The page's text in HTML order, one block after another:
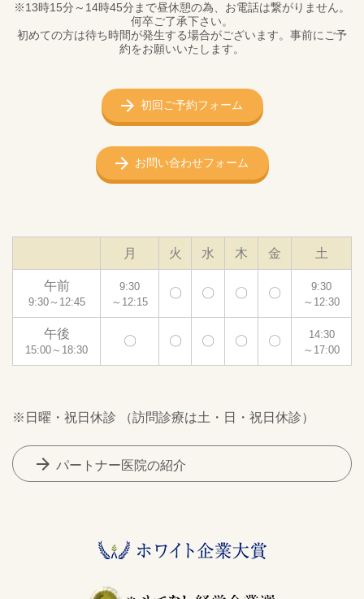
※13時15分～14時45分まで昼休憩の為、お電話は繋がりません。
何卒ご了承下さい。
初めての方は待ち時間が発生する場合がございます。事前にご予
約をお願いいたします。
初回ご予約フォーム
お問い合わせフォーム
月 火 水 木 金 土
午前
9:30～12:45
9:30
～12:15
〇 〇 〇 〇
9:30
～12:30
午後
15:00～18:30
〇 〇 〇 〇 〇
14:30
～17:00
※日曜・祝日休診 （訪問診療は土・日・祝日休診）
arrow_forward パートナー医院の紹介